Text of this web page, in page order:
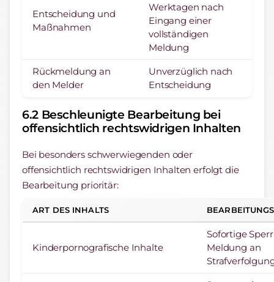
Entscheidung und
Maßnahmen
Werktagen nach
Eingang einer
vollständigen
Meldung
Rückmeldung an
den Melder
Unverzüglich nach
Entscheidung
6.2 Beschleunigte Bearbeitung bei
offensichtlich rechtswidrigen Inhalten
Bei besonders schwerwiegenden oder
offensichtlich rechtswidrigen Inhalten erfolgt die
Bearbeitung prioritär:
ART DES INHALTS
Kinderpornografische Inhalte
Sofortige
Meldung an